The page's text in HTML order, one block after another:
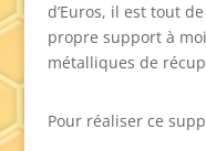
d’Euros, il est tout
propre support à
métalliques de
Pour réaliser ce